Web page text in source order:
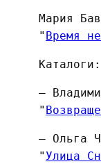
Мария
" Время
Каталоги:
—
"
— Ольга
" Улица